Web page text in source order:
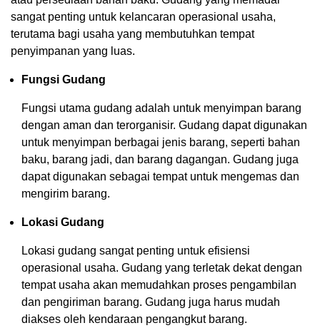
sangat penting untuk kelancaran operasional usaha,
terutama bagi usaha yang membutuhkan tempat
penyimpanan yang luas.
Fungsi Gudang
Fungsi utama gudang adalah untuk menyimpan barang
dengan aman dan terorganisir. Gudang dapat digunakan
untuk menyimpan berbagai jenis barang, seperti bahan
baku, barang jadi, dan barang dagangan. Gudang juga
dapat digunakan sebagai tempat untuk mengemas dan
mengirim barang.
Lokasi Gudang
Lokasi gudang sangat penting untuk efisiensi
operasional usaha. Gudang yang terletak dekat dengan
tempat usaha akan memudahkan proses pengambilan
dan pengiriman barang. Gudang juga harus mudah
diakses oleh kendaraan pengangkut barang.